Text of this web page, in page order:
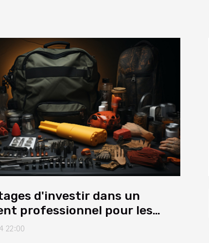
d'investir dans un
professionnel pour les
22:00